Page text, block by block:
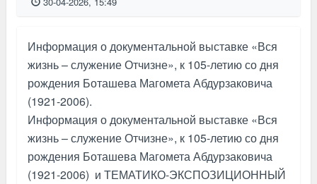
Информация о документальной выставке «Вся
жизнь – служение Отчизне», к 105-летию со дня
рождения Боташева Магомета Абдурзаковича
(1921-2006).
Информация о документальной выставке «Вся
жизнь – служение Отчизне», к 105-летию со дня
рождения Боташева Магомета Абдурзаковича
(1921-2006) и ТЕМАТИКО-ЭКСПОЗИЦИОННЫЙ